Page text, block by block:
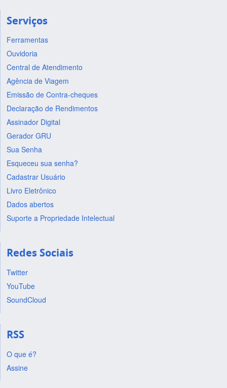
Serviços
Ferramentas
Ouvidoria
Central de Atendimento
Agência de Viagem
Emissão de Contra-cheques
Declaração de Rendimentos
Assinador Digital
Gerador GRU
Sua Senha
Esqueceu sua senha?
Cadastrar Usuário
Livro Eletrônico
Dados abertos
Suporte a Propriedade Intelectual
Redes Sociais
Twitter
YouTube
SoundCloud
RSS
O que é?
Assine